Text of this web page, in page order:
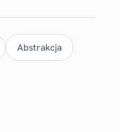
Abstrakcja